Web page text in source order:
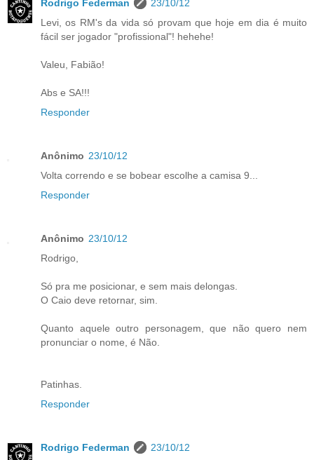
Rodrigo Federman
23/10/12
Levi, os RM's da vida só provam que hoje em dia é muito
fácil ser jogador "profissional"! hehehe!
Valeu, Fabião!
Abs e SA!!!
Responder
Anônimo 23/10/12
Volta correndo e se bobear escolhe a camisa 9...
Responder
Anônimo 23/10/12
Rodrigo,
Só pra me posicionar, e sem mais delongas.
O Caio deve retornar, sim.
Quanto aquele outro personagem, que não quero nem
pronunciar o nome, é Não.
Patinhas.
Responder
Rodrigo Federman
23/10/12